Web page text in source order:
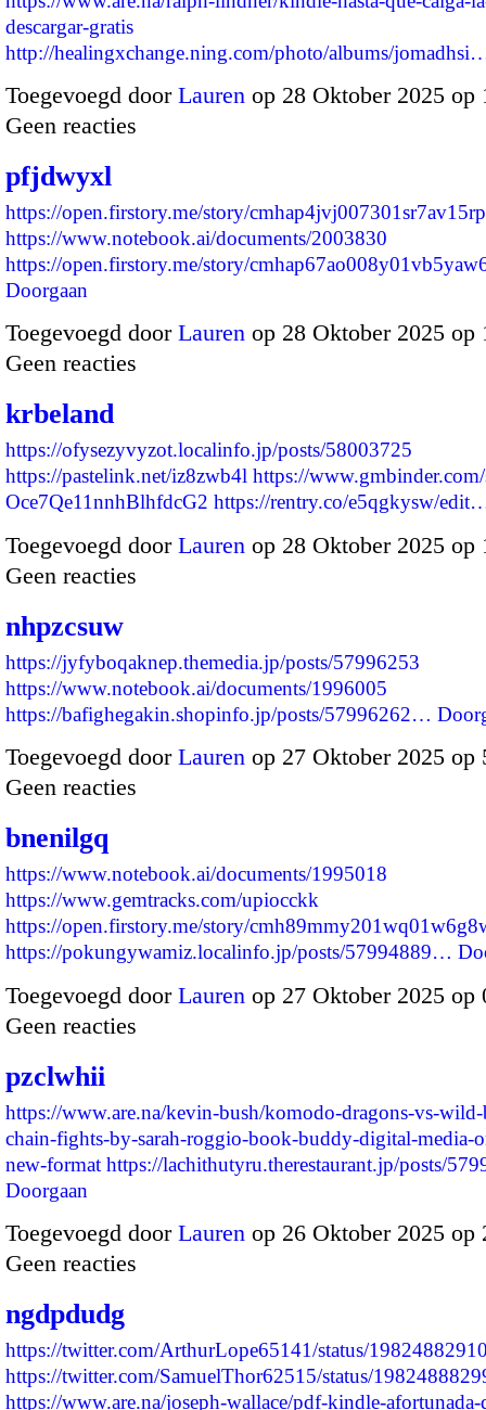
descargar-gratis
http://healingxchange.ning.com/photo/albums/
Toegevoegd door Lauren op 28 Oktober 2025
Geen reacties
pfjdwyxl
https://open.firstory.me/story/
https://www.notebook.ai/documents/2003830
https://open.firstory.me/story/
Doorgaan
Toegevoegd door Lauren op 28 Oktober 2025
Geen reacties
krbeland
https://ofysezyvyzot.localinfo.jp/posts/58003725
https://pastelink.net/iz8zwb4l https://www.gmbinder.com/
Oce7Qe11nnhBlhfdcG2 https://rentry.co/e5qgkysw/
Toegevoegd door Lauren op 28 Oktober 2025
Geen reacties
nhpzcsuw
https://jyfyboqaknep.themedia.jp/posts/57996253
https://www.notebook.ai/documents/1996005
https://bafighegakin.shopinfo.jp/posts/57996262…
Toegevoegd door Lauren op 27 Oktober 2025
Geen reacties
bnenilgq
https://www.notebook.ai/documents/1995018
https://www.gemtracks.com/upiocckk
https://open.firstory.me/story/
https://pokungywamiz.localinfo.jp/posts/57994889…
Toegevoegd door Lauren op 27 Oktober 2025
Geen reacties
pzclwhii
https://www.are.na/kevin-bush/komodo-dragons-vs-
chain-fights-by-sarah-roggio-book-buddy-digital-media-
new-format https://lachithutyru.therestaurant.jp/posts/
Doorgaan
Toegevoegd door Lauren op 26 Oktober 2025
Geen reacties
ngdpdudg
https://twitter.com/ArthurLope65141/status/
https://twitter.com/SamuelThor62515/status/
https://www.are.na/joseph-wallace/pdf-kindle-afortunada-